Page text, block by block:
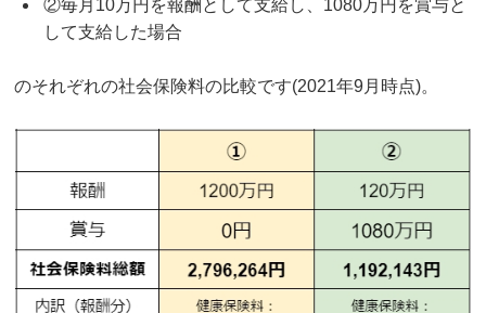
②毎月10万円を報酬として支給し、1080万円を賞与と
して支給した場合
のそれぞれの社会保険料の比較です(2021年9月時点)。